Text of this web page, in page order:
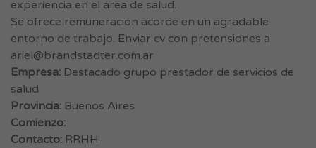
experiencia en el área de salud.
Se ofrece remuneración acorde en un agradable
entorno de trabajo. Enviar cv con pretensiones a
ariel@brandstadter.com.ar
Empresa: Destacado grupo prestador de servicios de
salud
Provincia: Buenos Aires
Comienzo:
Contacto: RRHH